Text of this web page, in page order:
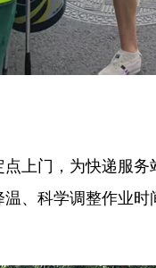
上门，为快递服
、科学调整作业时